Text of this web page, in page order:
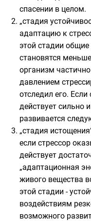
спасении в целом.
„стадия
адаптацию к
этой стадии
становятся
организм
давлением
отследил его.
действует сильно
развивается
„стадия
если стрессор
действует
„адаптационная
живого вещества
этой стадии -
воздействиям
возможного